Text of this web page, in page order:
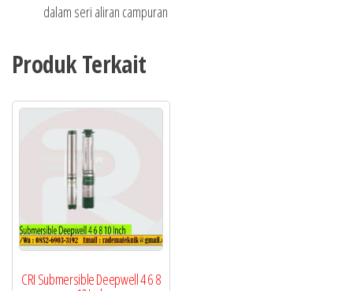
dalam seri aliran campuran
Produk Terkait
CRI Submersible Deepwell 4 6 8